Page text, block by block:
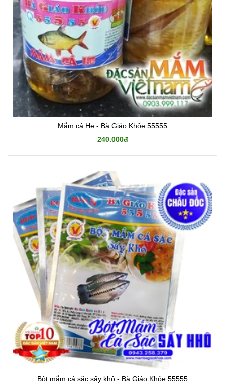
Mắm cá He - Bà Giáo Khỏe 55555
240.000đ
Bột mắm cá sặc sấy khô - Bà Giáo Khỏe 55555